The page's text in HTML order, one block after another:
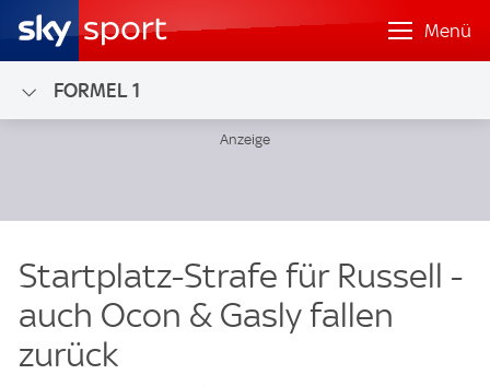
Menü
FORMEL 1
Startplatz-Strafe für Russell -
auch Ocon & Gasly fallen
zurück